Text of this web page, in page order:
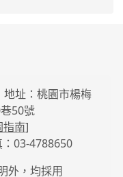
址：桃園市楊梅
50號
南]
03-4788650
外，均採用